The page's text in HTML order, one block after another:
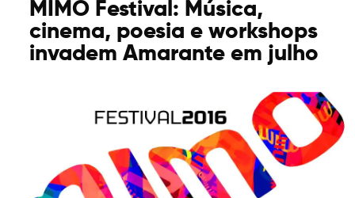
Termo de Pesquisa
Categorias gerais
MIMO Festival: Música,
cinema, poesia e workshops
invadem Amarante em julho